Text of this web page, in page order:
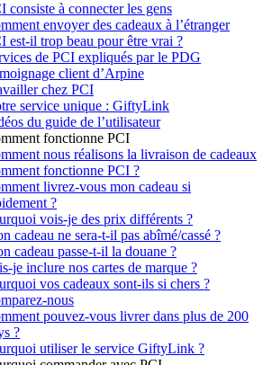
consiste à connecter les gens
envoyer des cadeaux à l’étranger
est-il trop beau pour être vrai ?
de PCI expliqués par le PDG
client d’Arpine
chez PCI
service unique : GiftyLink
du guide de l’utilisateur
fonctionne PCI
nous réalisons la livraison de cadeaux
fonctionne PCI ?
livrez-vous mon cadeau si
?
vois-je des prix différents ?
cadeau ne sera-t-il pas abîmé/cassé ?
cadeau passe-t-il la douane ?
je inclure nos cartes de marque ?
vos cadeaux sont-ils si chers ?
nous
pouvez-vous livrer dans plus de 200
?
utiliser le service GiftyLink ?